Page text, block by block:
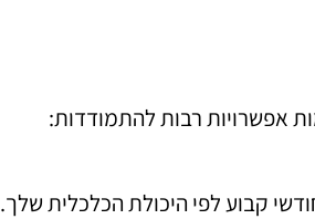
אפשרויות רבות להתמודדות:
קבוע לפי היכולת הכלכלית שלך.